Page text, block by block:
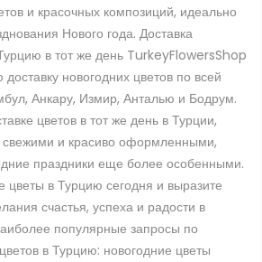
и красочных композиций, идеально
Нового года. Доставка
в тот же день TurkeyFlowersShop
новогодних цветов по всей
Анкару, Измир, Анталью и Бодрум.
цветов в тот же день в Турции,
свежими и красиво оформленными,
праздники еще более особенными.
цветы в Турцию сегодня и выразите
счастья, успеха и радости в
популярные запросы по
в Турцию: новогодние цветы